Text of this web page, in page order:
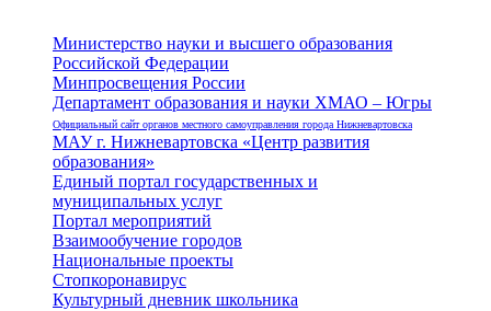
Министерство науки и высшего образования
Российской Федерации
Минпросвещения России
Департамент образования и науки ХМАО – Югры
Официальный сайт органов местного самоуправления города Нижневартовска
МАУ г. Нижневартовска «Центр развития
образования»
Единый портал государственных и
муниципальных услуг
Портал мероприятий
Взаимообучение городов
Национальные проекты
Стопкоронавирус
Культурный дневник школьника